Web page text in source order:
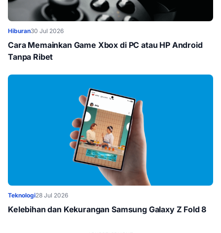
Hiburan30 Jul 2026
Cara Memainkan Game Xbox di PC atau HP Android
Tanpa Ribet
Teknologi28 Jul 2026
Kelebihan dan Kekurangan Samsung Galaxy Z Fold 8